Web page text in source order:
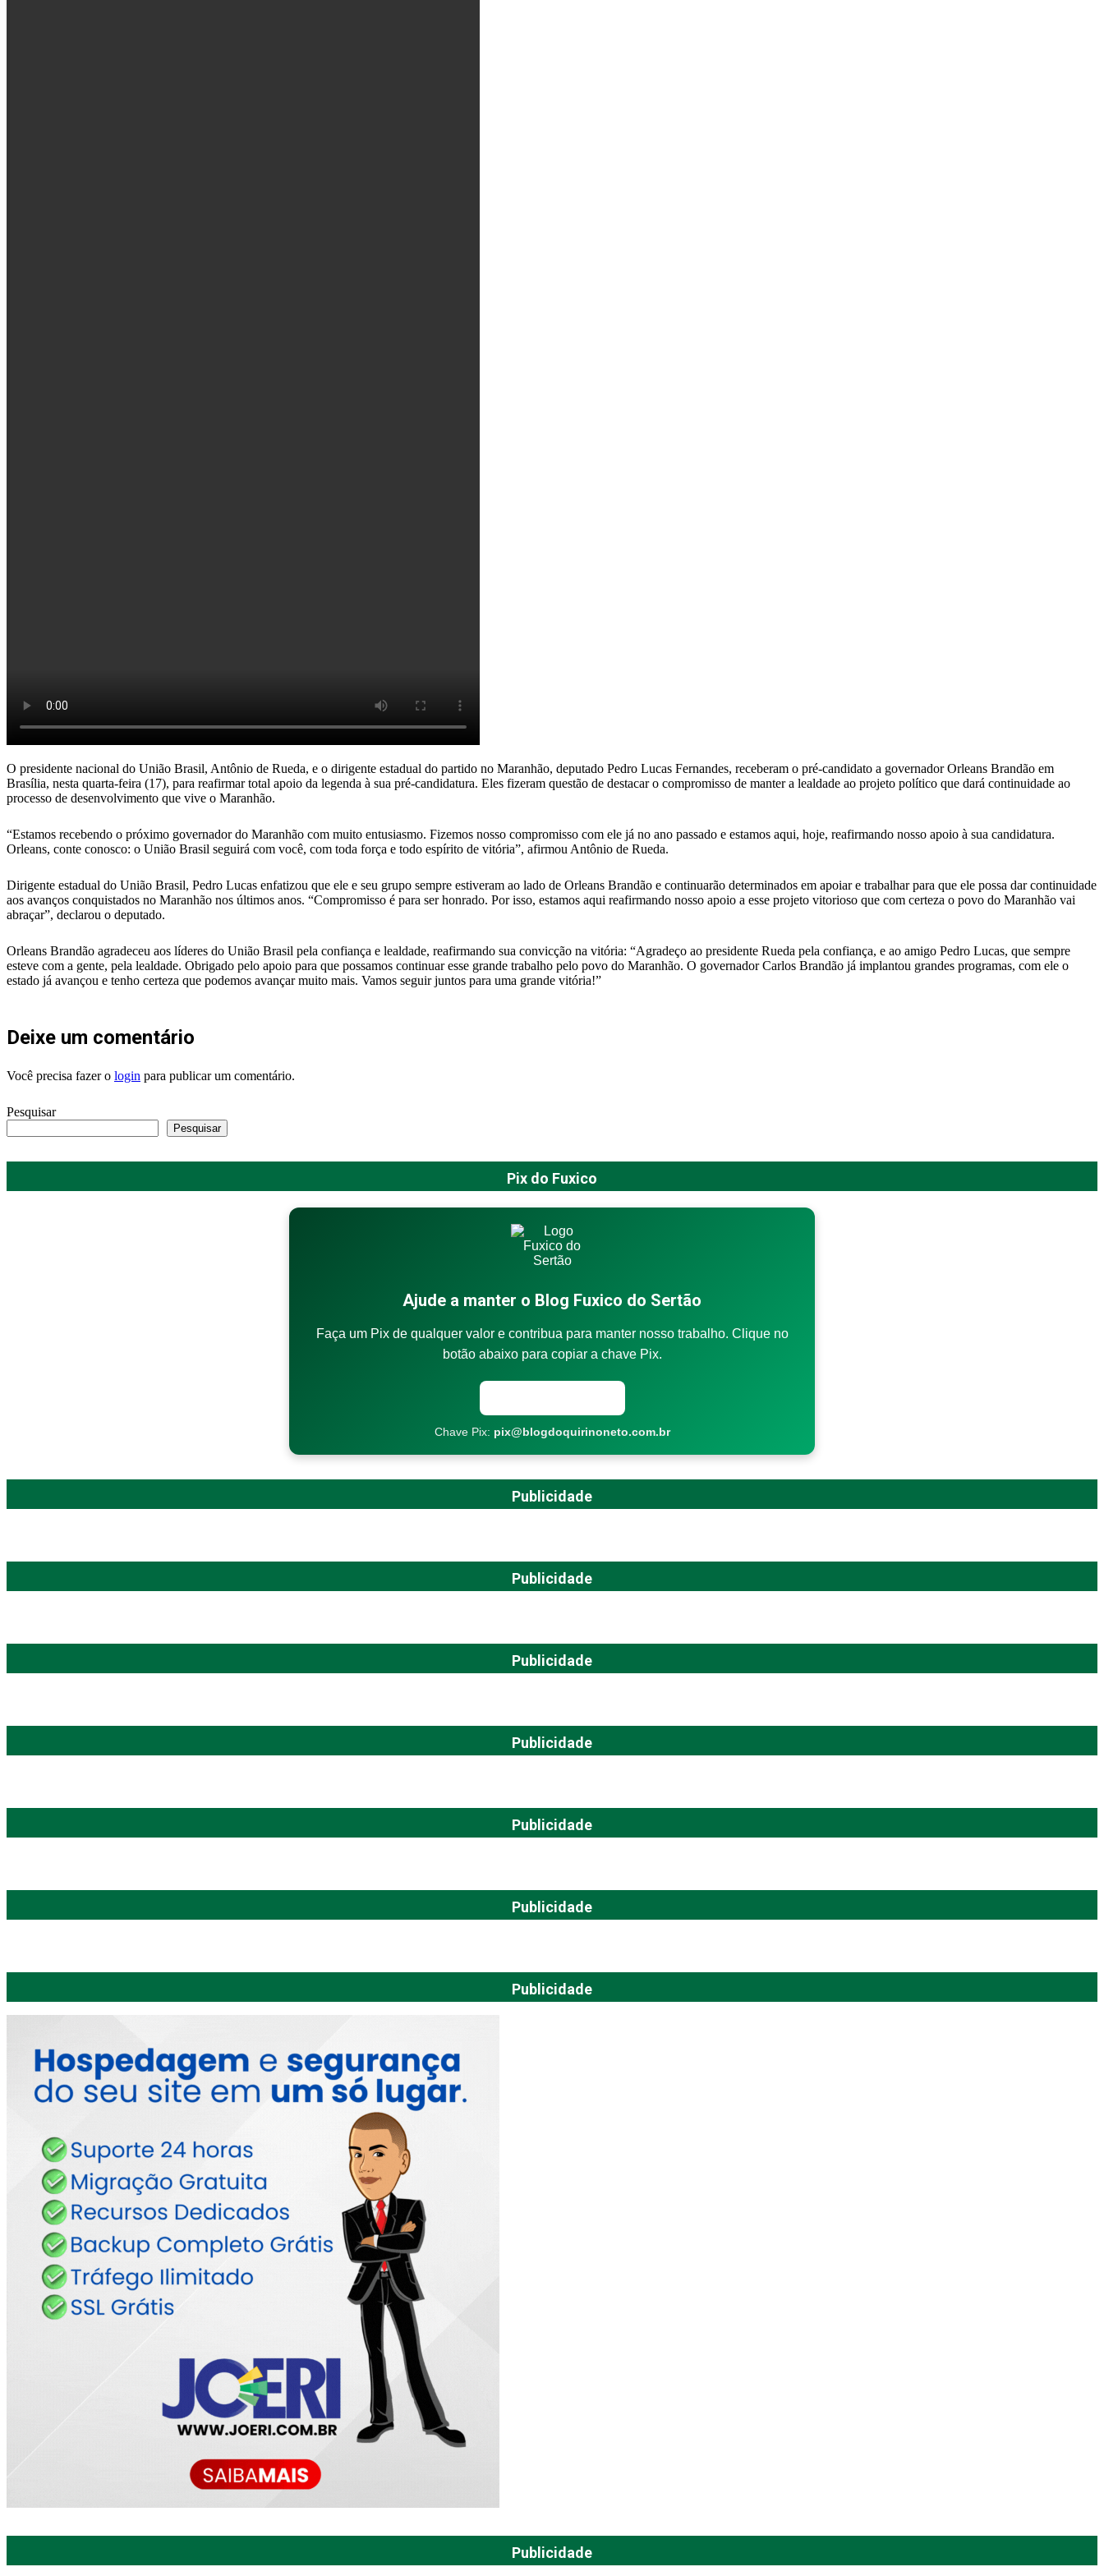
O presidente nacional do União Brasil, Antônio de Rueda, e o dirigente estadual do partido no Maranhão, deputado Pedro Lucas Fernandes, receberam o pré-candidato a governador Orleans Brandão em
Brasília, nesta quarta-feira (17), para reafirmar total apoio da legenda à sua pré-candidatura. Eles fizeram questão de destacar o compromisso de manter a lealdade ao projeto político que dará continuidade ao
processo de desenvolvimento que vive o Maranhão.
“Estamos recebendo o próximo governador do Maranhão com muito entusiasmo. Fizemos nosso compromisso com ele já no ano passado e estamos aqui, hoje, reafirmando nosso apoio à sua candidatura.
Orleans, conte conosco: o União Brasil seguirá com você, com toda força e todo espírito de vitória”, afirmou Antônio de Rueda.
Dirigente estadual do União Brasil, Pedro Lucas enfatizou que ele e seu grupo sempre estiveram ao lado de Orleans Brandão e continuarão determinados em apoiar e trabalhar para que ele possa dar continuidade
aos avanços conquistados no Maranhão nos últimos anos. “Compromisso é para ser honrado. Por isso, estamos aqui reafirmando nosso apoio a esse projeto vitorioso que com certeza o povo do Maranhão vai
abraçar”, declarou o deputado.
Orleans Brandão agradeceu aos líderes do União Brasil pela confiança e lealdade, reafirmando sua convicção na vitória: “Agradeço ao presidente Rueda pela confiança, e ao amigo Pedro Lucas, que sempre
esteve com a gente, pela lealdade. Obrigado pelo apoio para que possamos continuar esse grande trabalho pelo povo do Maranhão. O governador Carlos Brandão já implantou grandes programas, com ele o
estado já avançou e tenho certeza que podemos avançar muito mais. Vamos seguir juntos para uma grande vitória!”
Deixe um comentário
Você precisa fazer o login para publicar um comentário.
Pesquisar
Pesquisar
Pix do Fuxico
Ajude a manter o Blog Fuxico do Sertão
Faça um Pix de qualquer valor e contribua para manter nosso trabalho. Clique no
botão abaixo para copiar a chave Pix.
Chave Pix: pix@blogdoquirinoneto.com.br
Publicidade
Publicidade
Publicidade
Publicidade
Publicidade
Publicidade
Publicidade
Publicidade